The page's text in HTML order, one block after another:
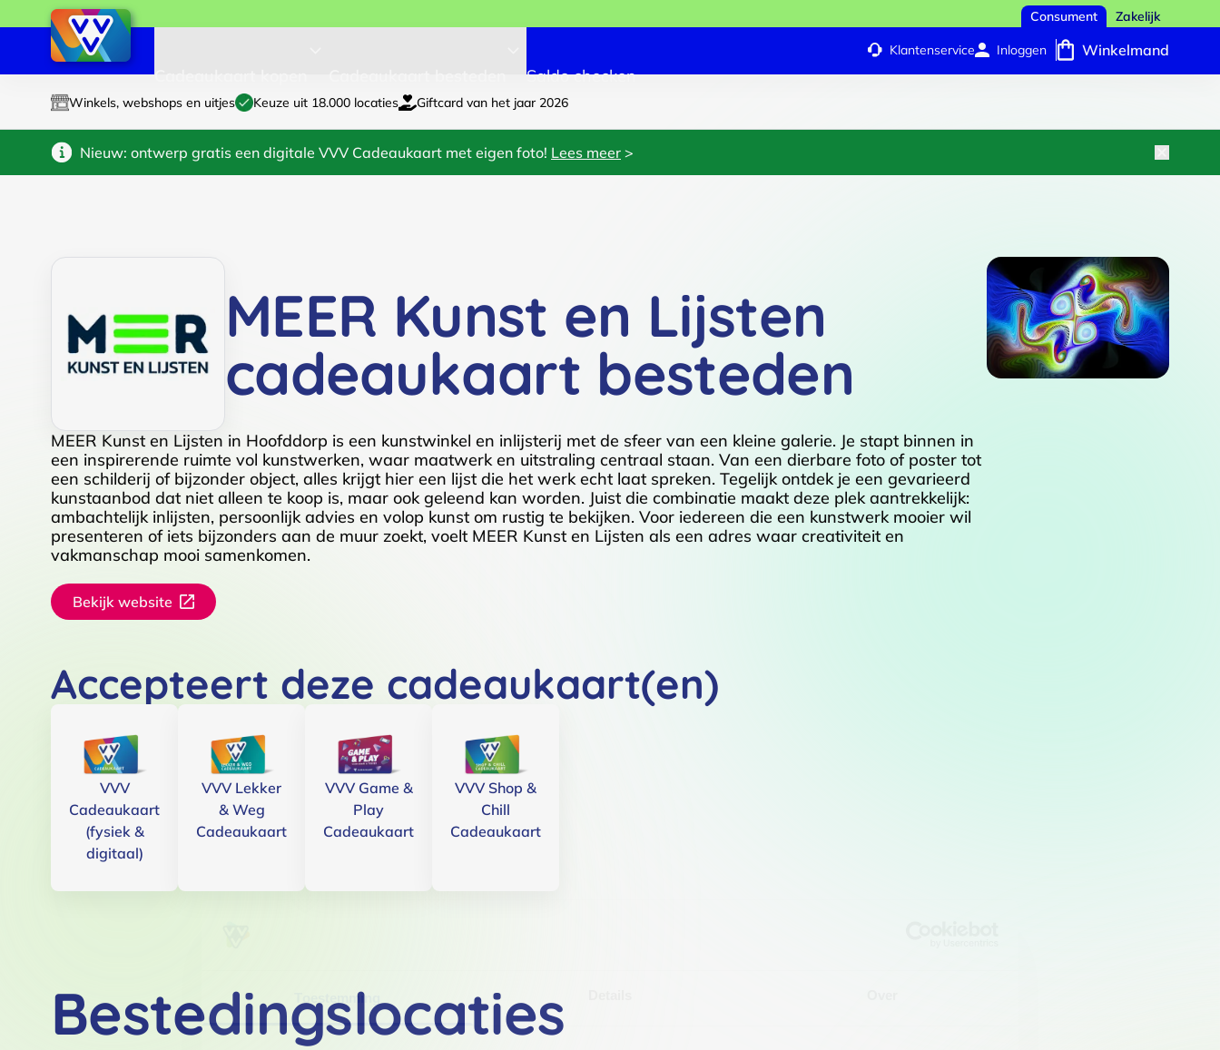
Toestemming
Consument Zakelijk
Saldo checken
Klantenservice Inloggen Winkelmand
Winkels, webshops en uitjes Keuze uit 18.000 locaties Giftcard van het jaar 2026
Nieuw: ontwerp gratis een digitale VVV Cadeaukaart met eigen foto! Lees meer >
MEER Kunst en Lijsten
cadeaukaart besteden
MEER Kunst en Lijsten in Hoofddorp is een kunstwinkel en inlijsterij met de sfeer van een kleine galerie. Je stapt binnen in
een inspirerende ruimte vol kunstwerken, waar maatwerk en uitstraling centraal staan. Van een dierbare foto of poster tot
een schilderij of bijzonder object, alles krijgt hier een lijst die het werk echt laat spreken. Tegelijk ontdek je een gevarieerd
kunstaanbod dat niet alleen te koop is, maar ook geleend kan worden. Juist die combinatie maakt deze plek aantrekkelijk:
ambachtelijk inlijsten, persoonlijk advies en volop kunst om rustig te bekijken. Voor iedereen die een kunstwerk mooier wil
presenteren of iets bijzonders aan de muur zoekt, voelt MEER Kunst en Lijsten als een adres waar creativiteit en
vakmanschap mooi samenkomen.
Bekijk website
Accepteert deze cadeaukaart(en)
VVV
Cadeaukaart
(fysiek &
digitaal)
VVV Lekker
& Weg
Cadeaukaart
VVV Game &
Play
Cadeaukaart
VVV Shop &
Chill
Cadeaukaart
Bestedingslocaties